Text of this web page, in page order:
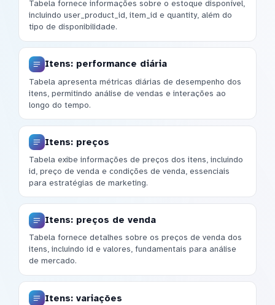
Tabela fornece informações sobre o estoque disponível,
incluindo user_product_id, item_id e quantity, além do
tipo de disponibilidade.
Itens: performance diária
Tabela apresenta métricas diárias de desempenho dos
itens, permitindo análise de vendas e interações ao
longo do tempo.
Itens: preços
Tabela exibe informações de preços dos itens, incluindo
id, preço de venda e condições de venda, essenciais
para estratégias de marketing.
Itens: preços de venda
Tabela fornece detalhes sobre os preços de venda dos
itens, incluindo id e valores, fundamentais para análise
de mercado.
Itens: variações